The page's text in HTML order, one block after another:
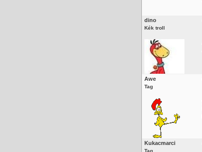
dino
Kék troll
Awe
Tag
Kukacmarci
Tag